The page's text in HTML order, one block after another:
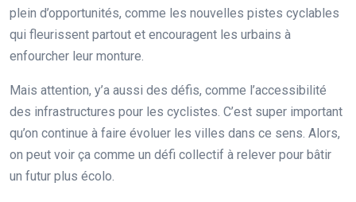
plein d’opportunités, comme les nouvelles pistes cyclables
qui fleurissent partout et encouragent les urbains à
enfourcher leur monture.
Mais attention, y’a aussi des défis, comme l’accessibilité
des infrastructures pour les cyclistes. C’est super important
qu’on continue à faire évoluer les villes dans ce sens. Alors,
on peut voir ça comme un défi collectif à relever pour bâtir
un futur plus écolo.